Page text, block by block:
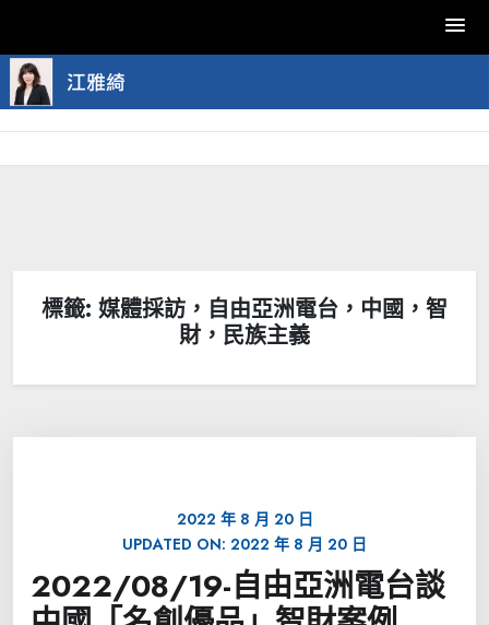
Skip
to
content
標籤: 媒體採訪，自由亞洲電台，中國，智
財，民族主義
2022 年 8 月 20 日
UPDATED ON: 2022 年 8 月 20 日
2022/08/19-自由亞洲電台談